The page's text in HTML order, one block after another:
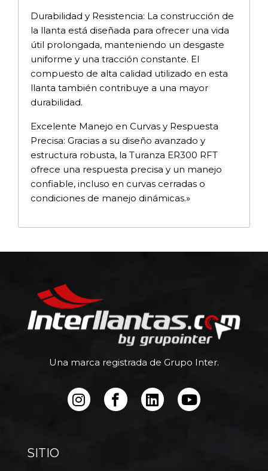
Durabilidad y Resistencia: La construcción de
la llanta está diseñada para ofrecer una vida
útil prolongada, manteniendo un desgaste
uniforme y una tracción constante. El
compuesto de alta calidad utilizado en esta
llanta también contribuye a una mayor
durabilidad.
Excelente Manejo en Curvas y Respuesta
Precisa: Gracias a su diseño avanzado y
estructura robusta, la Turanza ER300 RFT
ofrece una respuesta precisa y un manejo
confiable, incluso en curvas cerradas o
condiciones de manejo dinámicas.»
Una marca registrada de Grupo Inter.
SITIO